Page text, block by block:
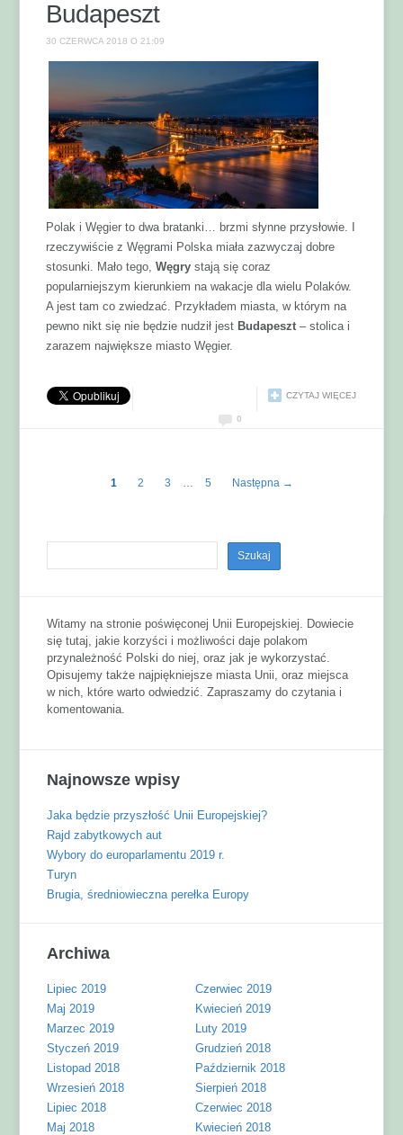
Budapeszt
30 CZERWCA 2018 O 21:09
Polak i Węgier to dwa bratanki… brzmi słynne przysłowie. I
rzeczywiście z Węgrami Polska miała zazwyczaj dobre
stosunki. Mało tego,Węgry stają się coraz
popularniejszym kierunkiem na wakacje dla wielu Polaków.
A jest tam co zwiedzać. Przykładem miasta, w którym na
pewno nikt się nie będzie nudził jest Budapeszt – stolica i
zarazem największe miasto Węgier.
CZYTAJ WIĘCEJ
0
1 2 3 … 5 Następna →
Witamy na stronie poświęconej Unii Europejskiej. Dowiecie
się tutaj, jakie korzyści i możliwości daje polakom
przynależność Polski do niej, oraz jak je wykorzystać.
Opisujemy także najpiękniejsze miasta Unii, oraz miejsca
w nich, które warto odwiedzić. Zapraszamy do czytania i
komentowania.
Najnowsze wpisy
Jaka będzie przyszłość Unii Europejskiej?
Rajd zabytkowych aut
Wybory do europarlamentu 2019 r.
Turyn
Brugia, średniowieczna perełka Europy
Archiwa
Lipiec 2019
Czerwiec 2019
Maj 2019
Kwiecień 2019
Marzec 2019
Luty 2019
Styczeń 2019
Grudzień 2018
Listopad 2018
Październik 2018
Wrzesień 2018
Sierpień 2018
Lipiec 2018
Czerwiec 2018
Maj 2018
Kwiecień 2018